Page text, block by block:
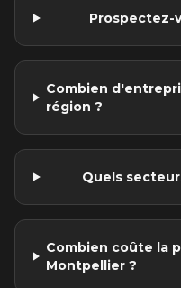
Prospectez-
Combien
région ?
Quels
Combien coûte la
Montpellier ?